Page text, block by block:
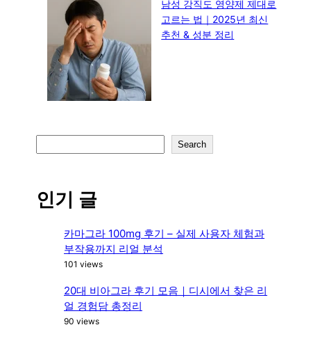
남성 강직도 영양제 제대로
고르는 법｜2025년 최신
추천 & 성분 정리
e
c
Search
인기 글
카마그라 100mg 후기 – 실제 사용자 체험과
부작용까지 리얼 분석
101 views
20대 비아그라 후기 모음｜디시에서 찾은 리
얼 경험담 총정리
90 views